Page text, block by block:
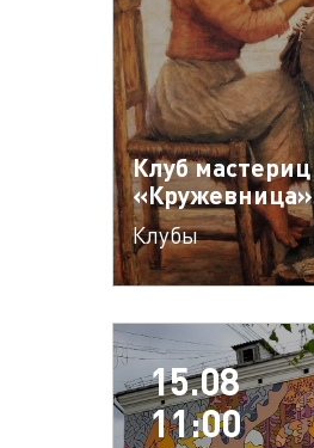
Клуб мастериц
«Кружевница»
Клубы
15.08
11:00